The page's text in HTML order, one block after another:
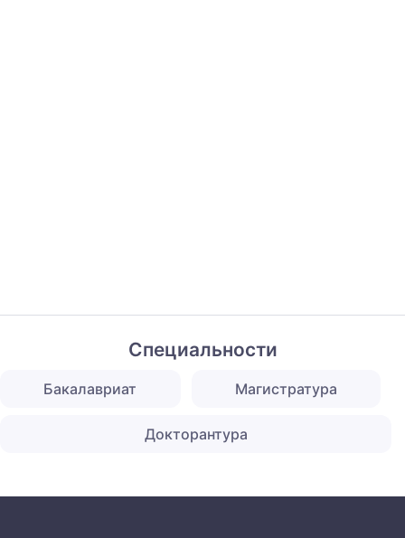
Специальности
Бакалавриат Магистратура
Докторантура